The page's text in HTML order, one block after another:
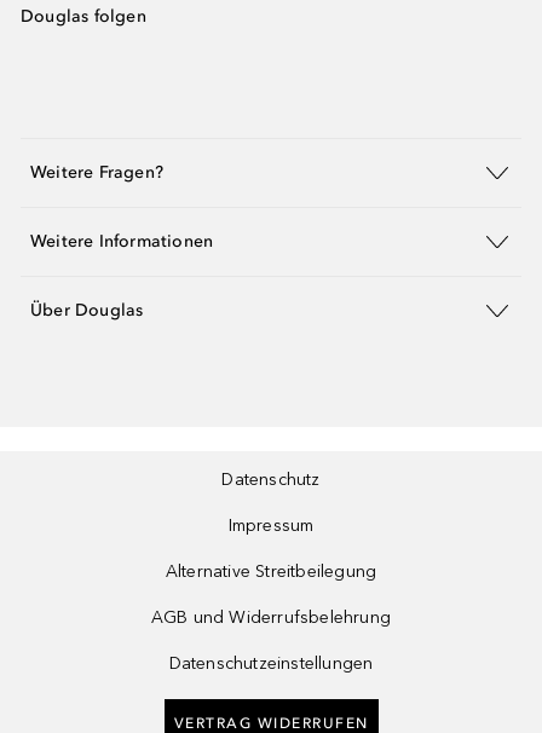
Douglas folgen
Weitere Fragen?
Weitere Informationen
Über Douglas
Datenschutz
Impressum
Alternative Streitbeilegung
AGB und Widerrufsbelehrung
Datenschutzeinstellungen
VERTRAG WIDERRUFEN